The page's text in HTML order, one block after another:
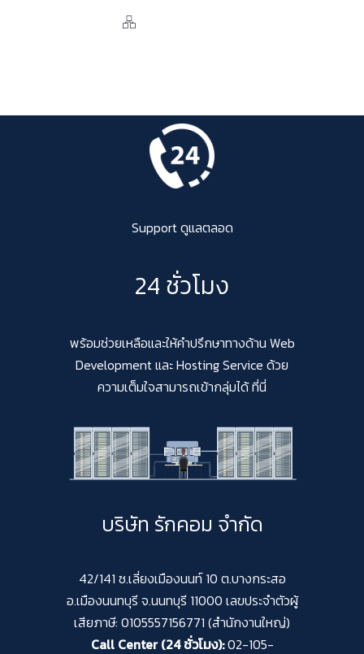
Support ดูแลตลอด
24 ชั่วโมง
พร้อมช่วยเหลือและให้คำปรึกษาทางด้าน Web
Development และ Hosting Service ด้วย
ความเต็มใจสามารถเข้ากลุ่มได้ ที่นี่
บริษัท รักคอม จำกัด
42/141 ซ.เลี่ยงเมืองนนท์ 10 ต.บางกระสอ
อ.เมืองนนทบุรี จ.นนทบุรี 11000 เลขประจำตัวผู้
เสียภาษี: 0105557156771 (สำนักงานใหญ่)
Call Center (24 ชั่วโมง):02-105-